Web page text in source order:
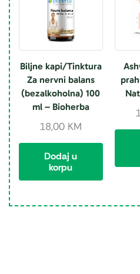
Biljne kapi/Tinktura
Za nervni balans
(bezalkoholna) 100
ml – Bioherba
18,00 KM
Dodaj u
korpu